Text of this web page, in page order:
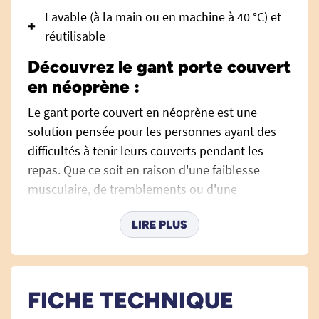
Lavable (à la main ou en machine à 40 °C) et
réutilisable
Découvrez le gant porte couvert
en néoprène :
Le gant porte couvert en néoprène est une
solution pensée pour les personnes ayant des
difficultés à tenir leurs couverts pendant les
repas. Que ce soit en raison d'une faiblesse
musculaire, de tremblements ou d'une
hémiplégie, ce gant aide à retrouver de
l'autonomie au quotidien, en facilitant la
à enfiler, il se fixe directement sur la main et
ou un autre outil fin sans effort.
LIRE PLUS
FICHE TECHNIQUE